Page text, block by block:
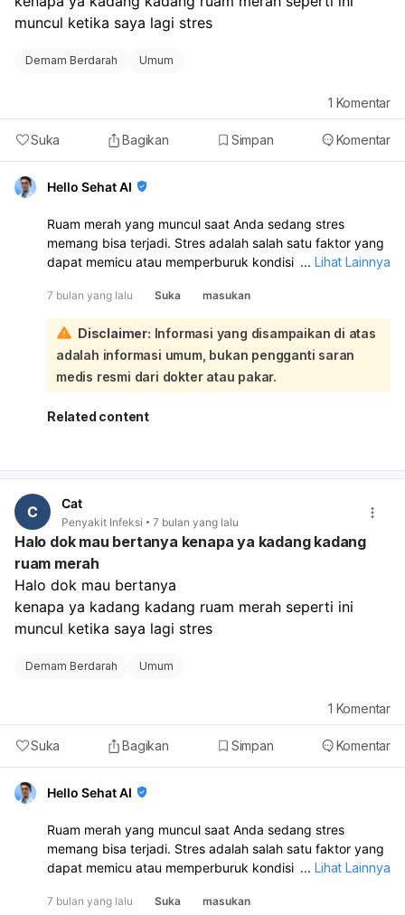
muncul ketika saya lagi stres
Demam Berdarah Umum
Suka Bagikan Simpan Komentar
1 Komentar
Hello Sehat AI
Ruam merah yang muncul saat Anda sedang stres
memang bisa terjadi. Stres adalah salah satu faktor yang
dapat memicu atau memperburuk kondisi ruam kulit:
hilang sendiri, jika ruam tersebut sering muncul, sangat
mengganggu, atau disertai gejala lain yang
mengkhawatirkan, sebaiknya konsultasikan ke dokter
untuk pemeriksaan lebih lanjut dan penanganan yang
tepat.
... Lihat Lainnya
7 bulan yang lalu Suka masukan
Disclaimer: Informasi yang disampaikan di atas
adalah informasi umum, bukan pengganti saran
medis resmi dari dokter atau pakar.
Related content
C Cat
Penyakit Infeksi 7 bulan yang lalu
Halo dok mau bertanya kenapa ya kadang kadang
ruam merah
Halo dok mau bertanya
kenapa ya kadang kadang ruam merah seperti ini
muncul ketika saya lagi stres
Demam Berdarah Umum
Suka Bagikan Simpan Komentar
1 Komentar
Hello Sehat AI
Ruam merah yang muncul saat Anda sedang stres
memang bisa terjadi. Stres adalah salah satu faktor yang
dapat memicu atau memperburuk kondisi ruam kulit:
hilang sendiri, jika ruam tersebut sering muncul, sangat
... Lihat Lainnya
7 bulan yang lalu Suka masukan